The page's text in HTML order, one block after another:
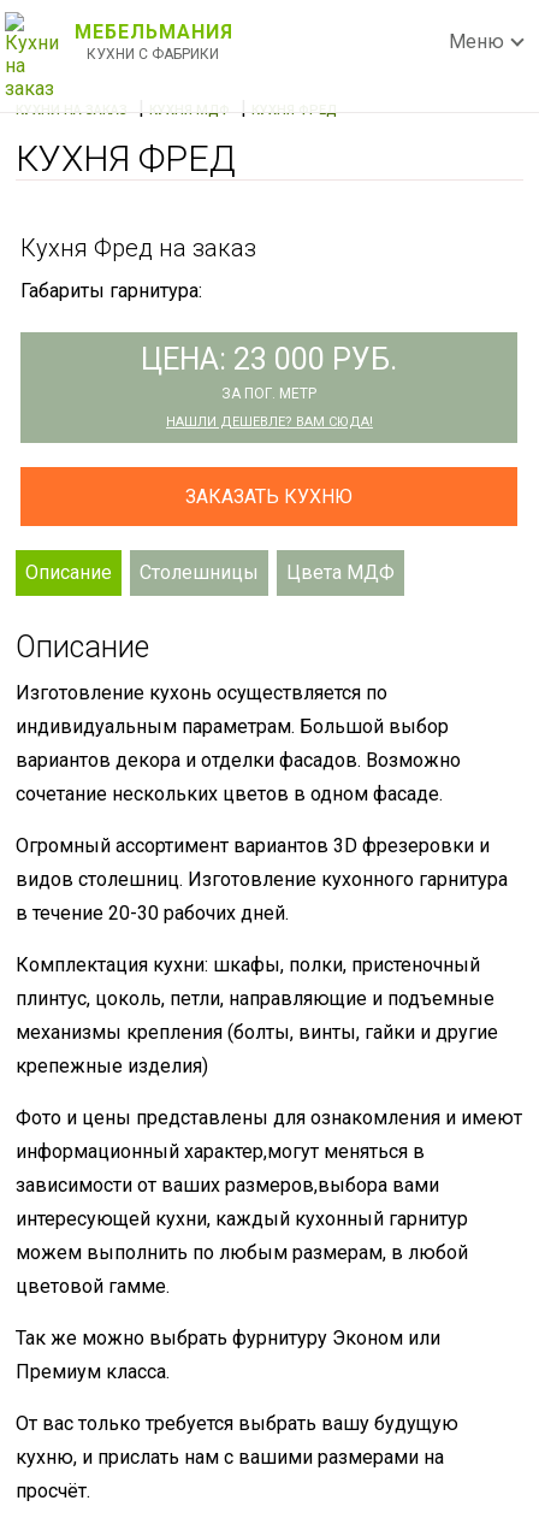
МЕБЕЛЬМАНИЯ
КУХНИ С ФАБРИКИ
Меню
КУХНИ НА ЗАКАЗ |КУХНЯ МДФ |КУХНЯ ФРЕД
КУХНЯ ФРЕД
Кухня Фред на заказ
Габариты гарнитура:
ЦЕНА: 23 000 РУБ.
ЗА ПОГ. МЕТР
НАШЛИ ДЕШЕВЛЕ? ВАМ СЮДА!
ЗАКАЗАТЬ КУХНЮ
Описание Столешницы Цвета МДФ
Описание
Изготовление кухонь осуществляется по
индивидуальным параметрам. Большой выбор
вариантов декора и отделки фасадов. Возможно
сочетание нескольких цветов в одном фасаде.
Огромный ассортимент вариантов 3D фрезеровки и
видов столешниц. Изготовление кухонного гарнитура
в течение 20-30 рабочих дней.
Комплектация кухни: шкафы, полки, пристеночный
плинтус, цоколь, петли, направляющие и подъемные
механизмы крепления (болты, винты, гайки и другие
крепежные изделия)
Фото и цены представлены для ознакомления и имеют
информационный характер,могут меняться в
зависимости от ваших размеров,выбора вами
интересующей кухни, каждый кухонный гарнитур
можем выполнить по любым размерам, в любой
цветовой гамме.
Так же можно выбрать фурнитуру Эконом или
Премиум класса.
От вас только требуется выбрать вашу будущую
кухню, и прислать нам с вашими размерами на
просчёт.